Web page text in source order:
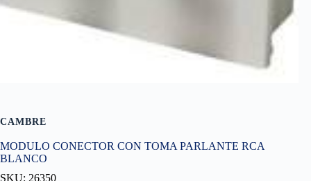
CAMBRE
MODULO CONECTOR CON TOMA PARLANTE RCA
BLANCO
SKU: 26350